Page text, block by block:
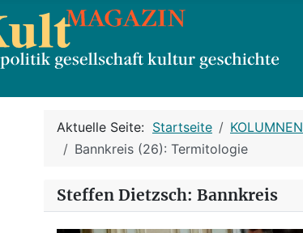
Aktuelle Seite: Startseite KOLUMNEN
Bannkreis (26): Termitologie
Steffen Dietzsch: Bannkreis